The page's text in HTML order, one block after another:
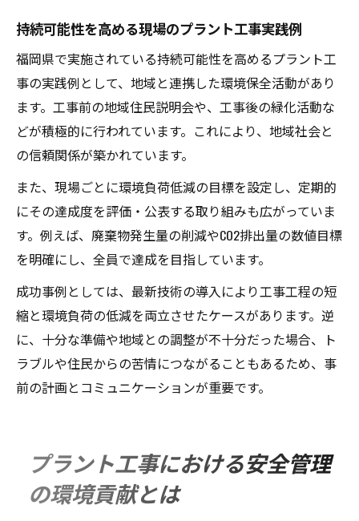
持続可能性を高める現場のプラント工事実践例
福岡県で実施されている持続可能性を高めるプラント工
事の実践例として、地域と連携した環境保全活動があり
ます。工事前の地域住民説明会や、工事後の緑化活動な
どが積極的に行われています。これにより、地域社会と
の信頼関係が築かれています。
また、現場ごとに環境負荷低減の目標を設定し、定期的
にその達成度を評価・公表する取り組みも広がっていま
す。例えば、廃棄物発生量の削減やCO2排出量の数値目標
を明確にし、全員で達成を目指しています。
成功事例としては、最新技術の導入により工事工程の短
縮と環境負荷の低減を両立させたケースがあります。逆
に、十分な準備や地域との調整が不十分だった場合、ト
ラブルや住民からの苦情につながることもあるため、事
前の計画とコミュニケーションが重要です。
プラント工事における安全管理
の環境貢献とは